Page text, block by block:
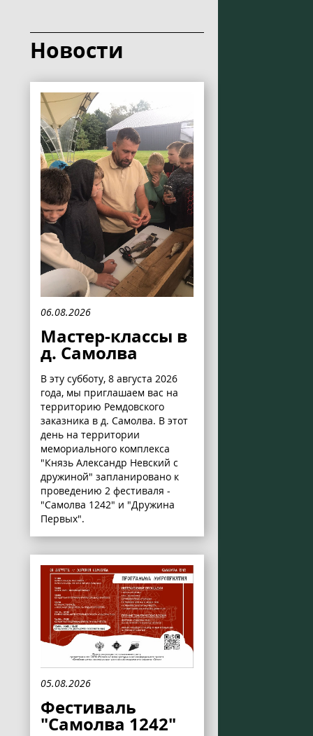
Новости
06.08.2026
Мастер-классы в
д. Самолва
В эту субботу, 8 августа 2026
года, мы приглашаем вас на
территорию Ремдовского
заказника в д. Самолва. В этот
день на территории
мемориального комплекса
"Князь Александр Невский с
дружиной" запланировано к
проведению 2 фестиваля -
"Самолва 1242" и "Дружина
Первых".
05.08.2026
Фестиваль
"Самолва 1242"